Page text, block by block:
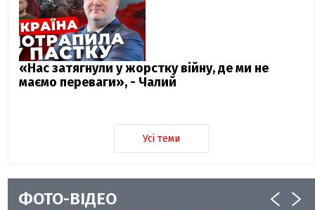
«Нас затягнули у жорстку війну, де ми не
маємо переваги», - Чалий
Усі теми
ФОТО-ВІДЕО